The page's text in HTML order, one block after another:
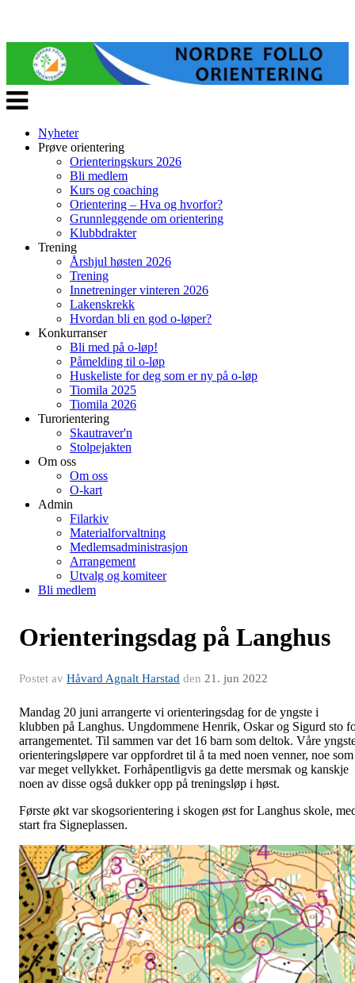
Veksle
navigasjon
Nyheter
Prøve orientering
Orienteringskurs 2026
Bli medlem
Kurs og coaching
Orientering – Hva og hvorfor?
Grunnleggende om orientering
Klubbdrakter
Trening
Årshjul høsten 2026
Trening
Innetreninger vinteren 2026
Lakenskrekk
Hvordan bli en god o-løper?
Konkurranser
Bli med på o-løp!
Påmelding til o-løp
Huskeliste for deg som er ny på o-løp
Tiomila 2025
Tiomila 2026
Turorientering
Skautraver'n
Stolpejakten
Om oss
Om oss
O-kart
Admin
Filarkiv
Materialforvaltning
Medlemsadministrasjon
Arrangement
Utvalg og komiteer
Bli medlem
Orienteringsdag på Langhus
Postet av Håvard Agnalt Harstad den 21. jun 2022
Mandag 20 juni arrangerte vi orienteringsdag for de yngste i
klubben på Langhus. Ungdommene Henrik, Oskar og Sigurd sto
arrangementet. Til sammen var det 16 barn som deltok. Våre
orienteringsløpere var oppfordret til å ta med noen venner, noe som
var meget vellykket. Forhåpentligvis ga dette mersmak og kanskje
noen av disse også dukker opp på treningsløp i høst.
Første økt var skogsorientering i skogen øst for Langhus skole,
start fra Signeplassen.